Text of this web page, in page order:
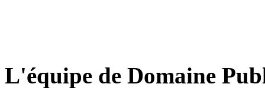
L'équipe de Domaine